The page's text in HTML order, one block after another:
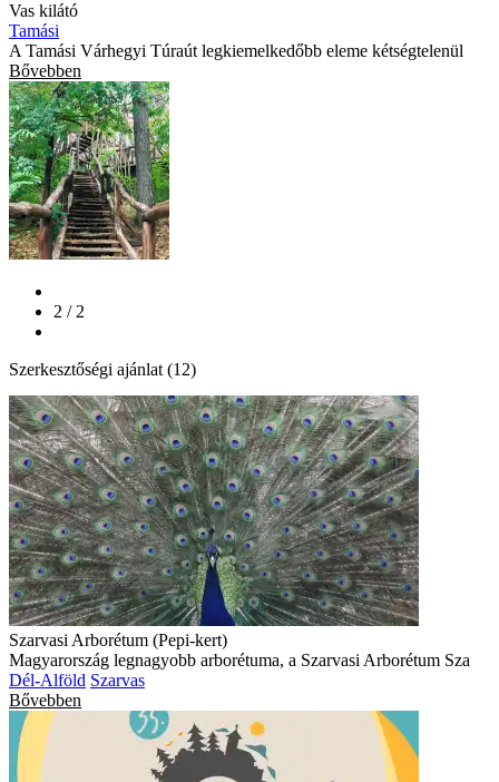
Vas kilátó
Tamási
A Tamási Várhegyi Túraút legkiemelkedőbb eleme kétségtelenül
Bővebben
2 / 2
Szerkesztőségi ajánlat (12)
Szarvasi Arborétum (Pepi-kert)
Magyarország legnagyobb arborétuma, a Szarvasi Arborétum Sza
Dél-Alföld Szarvas
Bővebben